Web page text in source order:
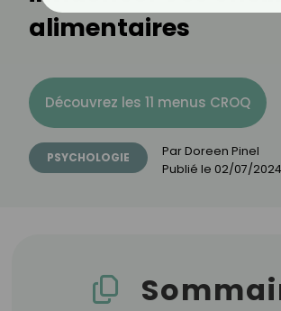
alimentaires
Découvrez les 11 menus CROQ
PSYCHOLOGIE ParDoreen Pinel
Publié le 02/07/2024